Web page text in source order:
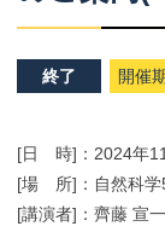
終了 開催
[日 時]：2024年
[場 所]：自然科学
[講演者]：齊藤 宣